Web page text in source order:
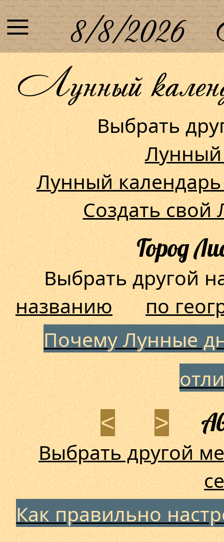
≡ 8/8/2026
Лунный
Выбрать
Лунный
Лунный
Создать
Город
Выбрать другой
названию
по
Почему Лунные
< >
Выбрать другой
Как правильно